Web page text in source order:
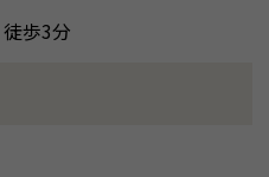
歩3分